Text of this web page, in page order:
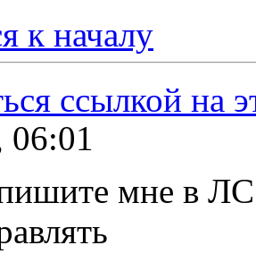
к началу
06:01
мне в ЛС